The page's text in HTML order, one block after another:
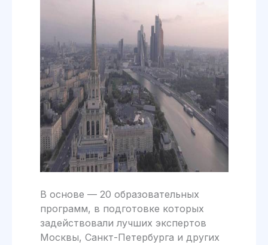
В основе — 20 образовательных
программ, в подготовке которых
задействовали лучших экспертов
Москвы, Санкт-Петербурга и других